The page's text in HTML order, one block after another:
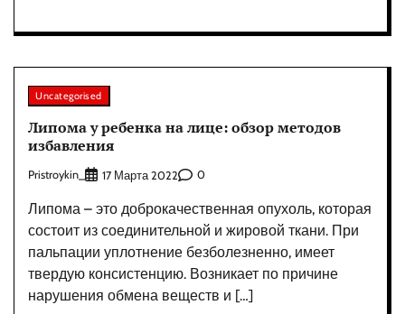
Uncategorised
Липома у ребенка на лице: обзор методов
избавления
Pristroykin_ 17 Марта 2022 0
Липома – это доброкачественная опухоль, которая
состоит из соединительной и жировой ткани. При
пальпации уплотнение безболезненно, имеет
твердую консистенцию. Возникает по причине
нарушения обмена веществ и […]